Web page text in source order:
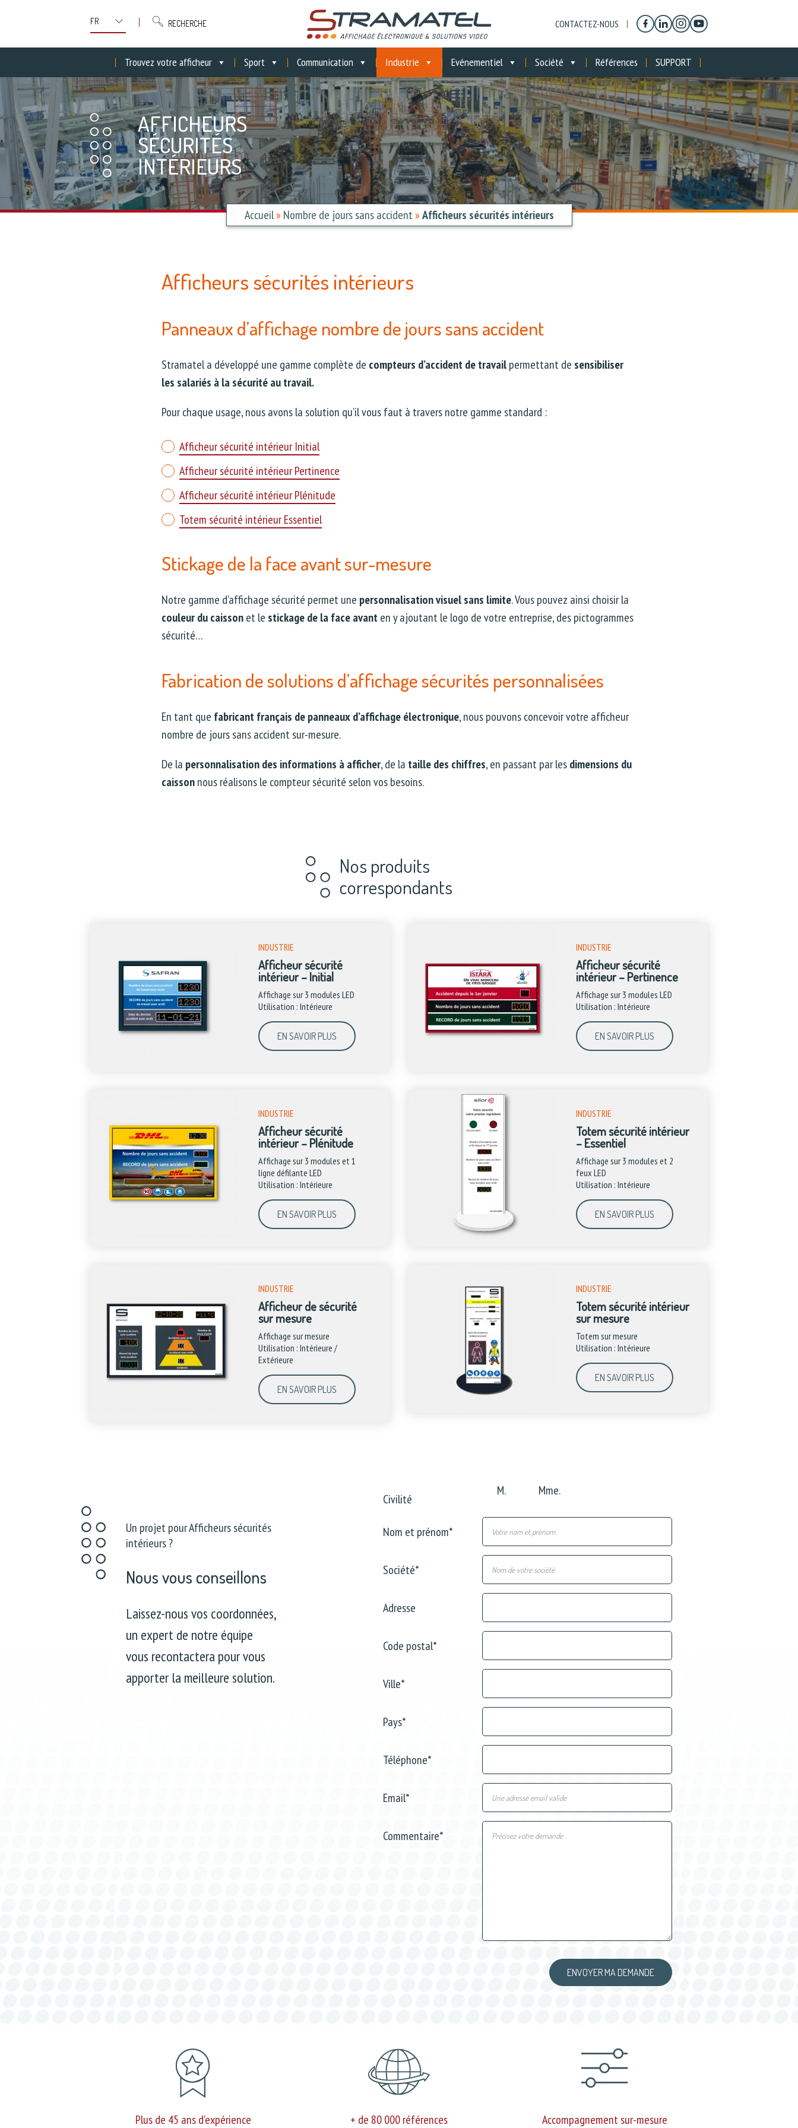
RECHERCHE CONTACTEZ-NOUS
Trouvez votre afficheur Sport Communication Industrie Evénementiel Société Références SUPPORT
AFFICHEURS
SÉCURITÉS
INTÉRIEURS
Accueil» Nombre de jours sans accident»Afficheurs sécurités intérieurs
Afficheurs sécurités intérieurs
Panneaux d’affichage nombre de jours sans accident
Stramatel a développé une gamme complète de compteurs d’accident de travailpermettant de sensibiliser
les salariés à la sécurité au travail.
Pour chaque usage, nous avons la solution qu’il vous faut à travers notre gamme standard :
Afficheur sécurité intérieur Initial
Afficheur sécurité intérieur Pertinence
Afficheur sécurité intérieur Plénitude
Totem sécurité intérieur Essentiel
Stickage de la face avant sur-mesure
Notre gamme d’affichage sécurité permet une personnalisation visuel sans limite. Vous pouvez ainsi choisir la
couleur du caissonet le stickage de la face avant en y ajoutant le logo de votre entreprise, des pictogrammes
sécurité…
Fabrication de solutions d’affichage sécurités personnalisées
En tant que fabricant français de panneaux d’affichage électronique, nous pouvons concevoir votre afficheur
nombre de jours sans accident sur-mesure.
De la personnalisation des informations à afficher, de la taille des chiffres, en passant par lesdimensions du
caissonnous réalisons le compteur sécurité selon vos besoins.
Nos produits
correspondants
INDUSTRIE
Afficheur sécurité
intérieur – Initial
Affichage sur 3 modules LED
Utilisation : Intérieure
EN SAVOIR PLUS
INDUSTRIE
Afficheur sécurité
intérieur – Pertinence
Affichage sur 3 modules LED
Utilisation : Intérieure
EN SAVOIR PLUS
INDUSTRIE
Afficheur sécurité
intérieur – Plénitude
Affichage sur 3 modules et 1
ligne défilante LED
Utilisation : Intérieure
EN SAVOIR PLUS
INDUSTRIE
Totem sécurité intérieur
– Essentiel
Affichage sur 3 modules et 2
feux LED
Utilisation : Intérieure
EN SAVOIR PLUS
INDUSTRIE
Afficheur de sécurité
sur mesure
Affichage sur mesure
Utilisation : Intérieure /
Extérieure
EN SAVOIR PLUS
INDUSTRIE
Totem sécurité intérieur
sur mesure
Totem sur mesure
Utilisation : Intérieure
EN SAVOIR PLUS
Un projet pour Afficheurs sécurités
intérieurs ?
Nous vous conseillons
Laissez-nous vos coordonnées,
un expert de notre équipe
vous recontactera pour vous
apporter la meilleure solution.
Civilité
M. Mme.
Nom et prénom*
Société*
Adresse
Code postal*
Ville*
Pays*
Téléphone*
Email*
Commentaire*
Plus de 45 ans d'expérience + de 80 000 références Accompagnement sur-mesure